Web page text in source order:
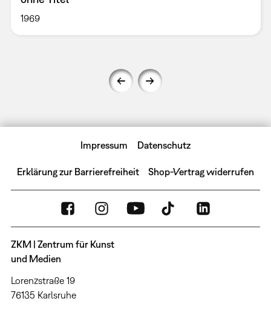
1969
Impressum Datenschutz
Erklärung zur Barrierefreiheit Shop-Vertrag widerrufen
ZKM | Zentrum für Kunst
und Medien
Lorenzstraße 19
76135 Karlsruhe